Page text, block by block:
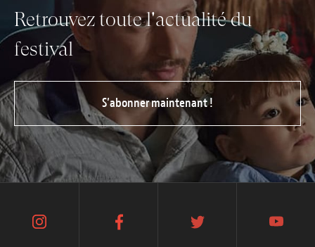
Retrouvez toute l'actualité du
festival
S’abonner maintenant !
instagram facebook twitter youtube